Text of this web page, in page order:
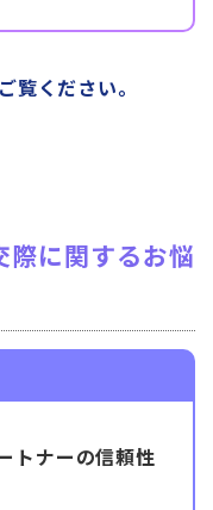
覧ください。
際に関するお悩
トナーの信頼性